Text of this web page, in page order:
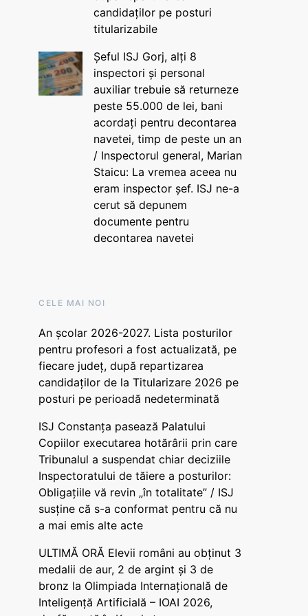
candidaților pe posturi
titularizabile
Șeful ISJ Gorj, alți 8
inspectori și personal
auxiliar trebuie să returneze
peste 55.000 de lei, bani
acordați pentru decontarea
navetei, timp de peste un an
/ Inspectorul general, Marian
Staicu: La vremea aceea nu
eram inspector șef. ISJ ne-a
cerut să depunem
documente pentru
decontarea navetei
CELE MAI NOI
An școlar 2026-2027. Lista posturilor
pentru profesori a fost actualizată, pe
fiecare județ, după repartizarea
candidaților de la Titularizare 2026 pe
posturi pe perioadă nedeterminată
ISJ Constanța pasează Palatului
Copiilor executarea hotărârii prin care
Tribunalul a suspendat chiar deciziile
Inspectoratului de tăiere a posturilor:
Obligațiile vă revin „în totalitate” / ISJ
susține că s-a conformat pentru că nu
a mai emis alte acte
ULTIMĂ ORĂ Elevii români au obținut 3
medalii de aur, 2 de argint și 3 de
bronz la Olimpiada Internațională de
Inteligență Artificială – IOAI 2026,